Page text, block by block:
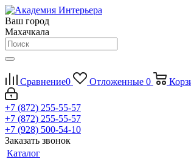
Ваш город
Махачкала
Сравнение0 Отложенные 0
+7 (872) 255-55-57
+7 (872) 255-55-57
+7 (928) 500-54-10
Заказать звонок
Каталог